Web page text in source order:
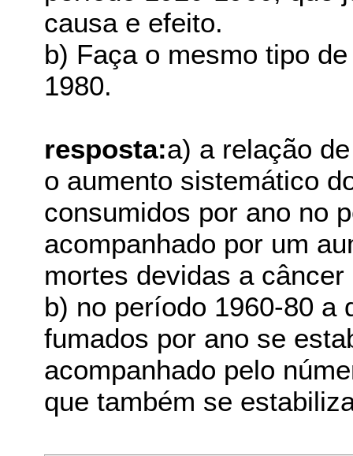
causa e efeito.
b) Faça o mesmo tipo
1980.
resposta:a) a relação
o aumento sistemático
consumidos por ano no
acompanhado por um
mortes devidas a câncer
b) no período 1960-80 a
fumados por ano se
acompanhado pelo
que também se